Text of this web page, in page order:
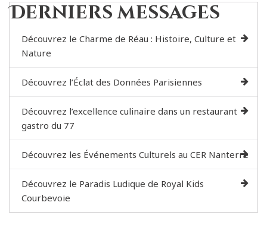
Derniers messages
Découvrez le Charme de Réau : Histoire, Culture et
Nature
Découvrez l’Éclat des Données Parisiennes
Découvrez l’excellence culinaire dans un restaurant
gastro du 77
Découvrez les Événements Culturels au CER Nanterre
Découvrez le Paradis Ludique de Royal Kids
Courbevoie